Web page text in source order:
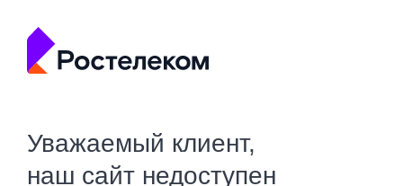
Уважаемый клиент,
наш сайт недоступен